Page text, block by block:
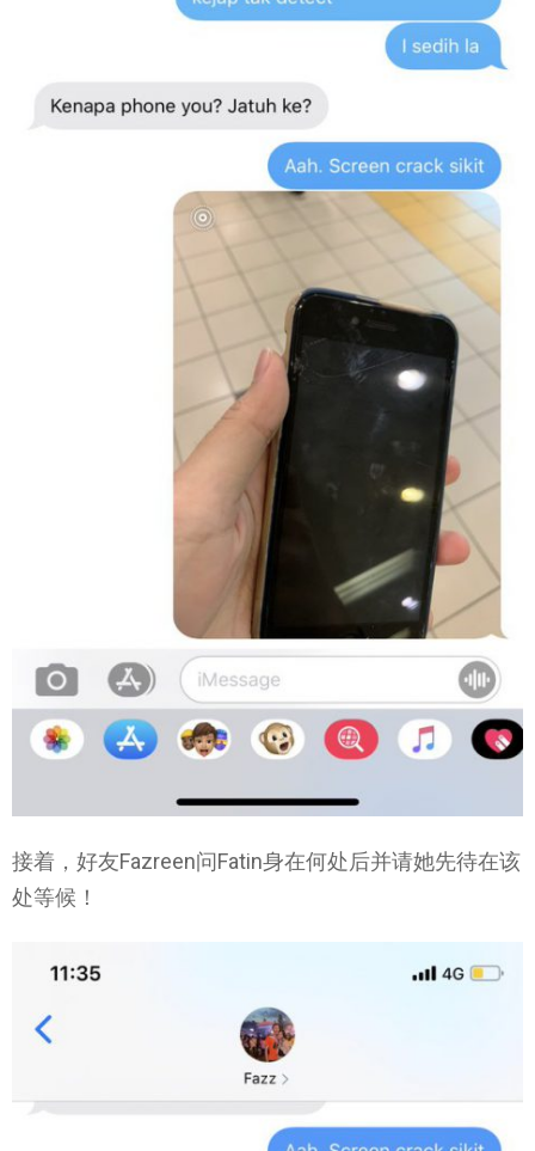
接着，好友Fazreen问Fatin身在何处后并请她先待在该
处等候！